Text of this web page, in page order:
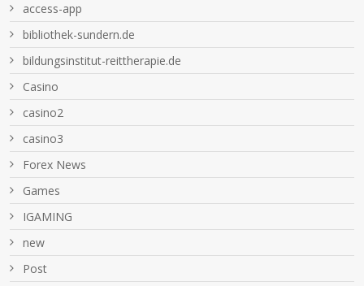
access-app
bibliothek-sundern.de
bildungsinstitut-reittherapie.de
Casino
casino2
casino3
Forex News
Games
IGAMING
new
Post